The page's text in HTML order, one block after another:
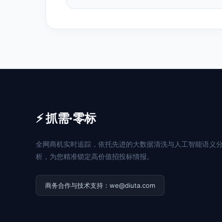
⚡ 抓需·零标
全网商机实时追踪，依托先进的大数据清洗与人工智能语义
析，为您精准锁定高价值招投标情报。
商务合作与技术支持：we@diuta.com